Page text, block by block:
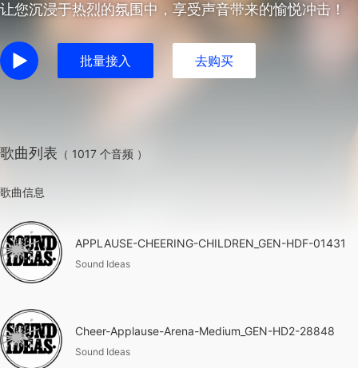
让您沉浸于热烈的氛围中，享受声音带来的愉悦冲击！
批量接入 去购买
歌曲列表 （ 1017 个音频 ）
歌曲信息
APPLAUSE-CHEERING-CHILDREN_GEN-HDF-01431
Sound Ideas
Cheer-Applause-Arena-Medium_GEN-HD2-28848
Sound Ideas